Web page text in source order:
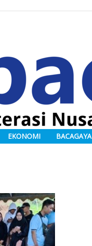
EKONOMI BACAGAYA